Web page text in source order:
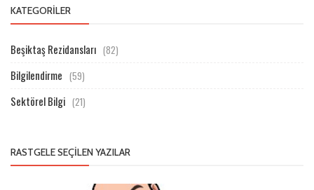
KATEGORILER
Beşiktaş Rezidansları (82)
Bilgilendirme (59)
Sektörel Bilgi (21)
RASTGELE SEÇILEN YAZILAR